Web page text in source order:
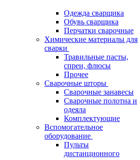
Одежда сварщика
Обувь сварщика
Перчатки сварочные
Химические материалы для
сварки
Травильные пасты,
спреи, флюсы
Прочее
Сварочные шторы
Сварочные занавесы
Сварочные полотна и
одеяла
Комплектующие
Вспомогательное
оборудование
Пульты
дистанционного